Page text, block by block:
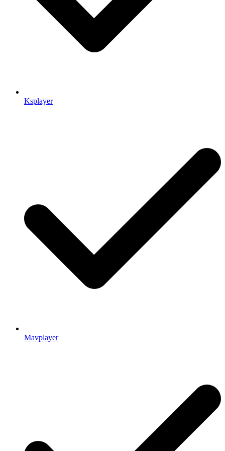
Ksplayer
Mavplayer